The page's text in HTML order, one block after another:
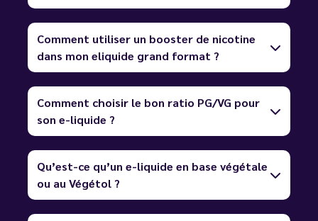
Comment utiliser un booster de nicotine
dans mon eliquide grand format ?
Comment choisir le bon ratio PG/VG pour
son e-liquide ?
Qu’est-ce qu’un e-liquide en base végétale
ou au Végétol ?